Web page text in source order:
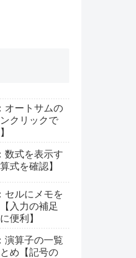
オートサムの
クリックで
数式を表示す
式を確認】
セルにメモを
入力の補足
便利】
演算子の一覧
め【記号の